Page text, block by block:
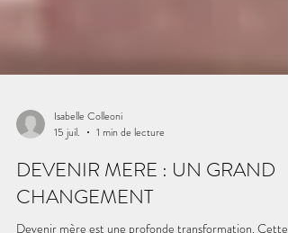
Isabelle Colleoni
15 juil.
1 min de lecture
DEVENIR MERE : UN GRAND